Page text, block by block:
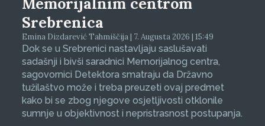
Srebrenica
Emina Dizdarević Tahmiščija | 7. Augusta 2026 | 15:49
Dok se u Srebrenici nastavljaju saslušavati
sadašnji i bivši saradnici Memorijalnog centra,
sagovornici Detektora smatraju da Državno
tužilaštvo može i treba preuzeti ovaj predmet
kako bi se zbog njegove osjetljivosti otklonile
sumnje u objektivnost i nepristrasnost postupanja.